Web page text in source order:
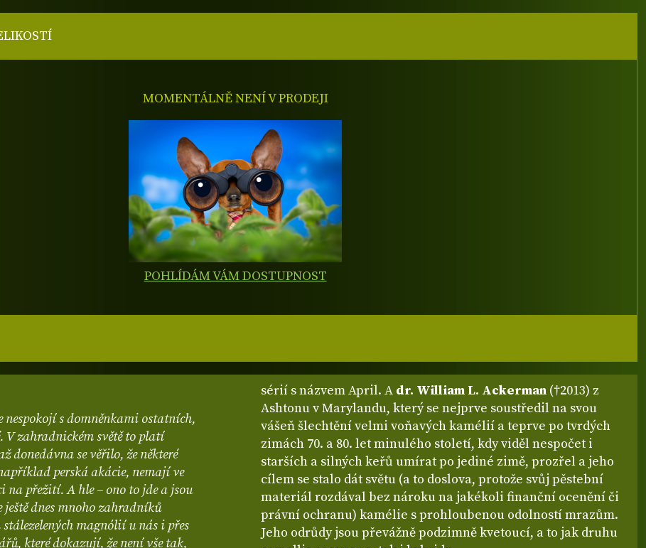
nespokojí s domněnkami ostatních,
V zahradnickém světě to platí
donedávna se věřilo, že některé
perská akácie, nemají ve
na přežití. A hle – ono to jde a jsou
ještě dnes mnoho zahradníků
magnólií u nás i přes
které dokazují, že není vše tak,
sérií s názvem April. A dr. William L. Ackerman (†2013) z
Ashtonu v Marylandu, který se nejprve soustředil na svou
vášeň šlechtění velmi voňavých kamélií a teprve po tvrdých
zimách 70. a 80. let minulého století, kdy viděl nespočet i
starších a silných keřů umírat po jediné zimě, prozřel a jeho
cílem se stalo dát světu (a to doslova, protože svůj pěstební
materiál rozdával bez nároku na jakékoli finanční ocenění či
právní ochranu) kamélie s prohloubenou odolností mrazům.
Jeho odrůdy jsou převážně podzimně kvetoucí, a to jak druhu
MOMENTÁLNĚ NENÍ V PRODEJI
POHLÍDÁM VÁM DOSTUPNOST